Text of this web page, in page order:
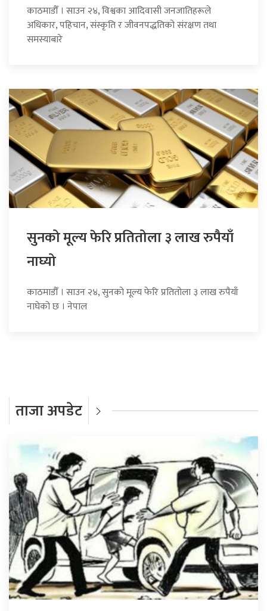
काठमाडौँ । साउन २४, विश्वका आदिवासी जनजातिहरूले
अधिकार, पहिचान, संस्कृति र जीवनपद्धतिको संरक्षण तथा
समस्याबारे
सुनको मूल्य फेरि प्रतितोला ३ लाख रुपैयाँ
नाघ्यो
काठमाडौँ । साउन २४, सुनको मूल्य फेरि प्रतितोला ३ लाख रुपैयाँ
नाघेको छ । नेपाल
ताजा अपडेट